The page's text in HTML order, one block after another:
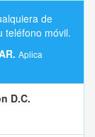
de
teléfono móvil.
Aplica
D.C.